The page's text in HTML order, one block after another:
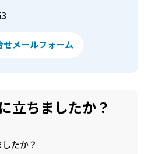
せメールフォーム
立ちましたか？
たか？